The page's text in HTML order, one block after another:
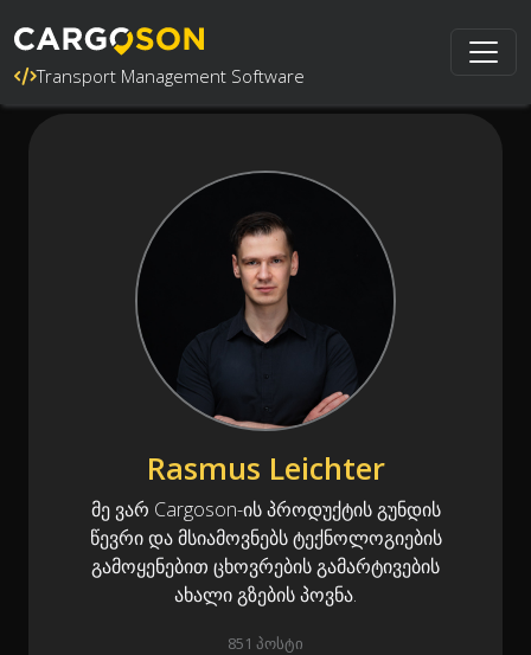
Transport Management Software
Rasmus Leichter
მე ვარ Cargoson-ის პროდუქტის გუნდის
წევრი და მსიამოვნებს ტექნოლოგიების
გამოყენებით ცხოვრების გამარტივების
ახალი გზების პოვნა.
851 პოსტი